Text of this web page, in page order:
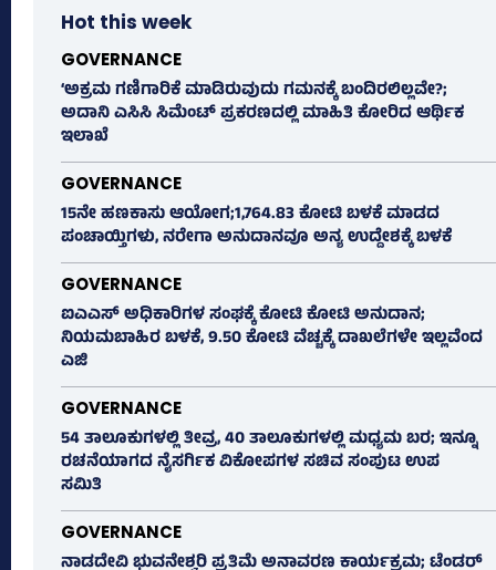
Hot this week
GOVERNANCE
‘ಅಕ್ರಮ ಗಣಿಗಾರಿಕೆ ಮಾಡಿರುವುದು ಗಮನಕ್ಕೆ ಬಂದಿರಲಿಲ್ಲವೇ?;
ಅದಾನಿ ಎಸಿಸಿ ಸಿಮೆಂಟ್ ಪ್ರಕರಣದಲ್ಲಿ ಮಾಹಿತಿ ಕೋರಿದ ಆರ್ಥಿಕ
ಇಲಾಖೆ
GOVERNANCE
15ನೇ ಹಣಕಾಸು ಆಯೋಗ;1,764.83 ಕೋಟಿ ಬಳಕೆ ಮಾಡದ
ಪಂಚಾಯ್ತಿಗಳು, ನರೇಗಾ ಅನುದಾನವೂ ಅನ್ಯ ಉದ್ದೇಶಕ್ಕೆ ಬಳಕೆ
GOVERNANCE
ಐಎಎಸ್‌ ಅಧಿಕಾರಿಗಳ ಸಂಘಕ್ಕೆ ಕೋಟಿ ಕೋಟಿ ಅನುದಾನ;
ನಿಯಮಬಾಹಿರ ಬಳಕೆ, 9.50 ಕೋಟಿ ವೆಚ್ಚಕ್ಕೆ ದಾಖಲೆಗಳೇ ಇಲ್ಲವೆಂದ
ಎಜಿ
GOVERNANCE
54 ತಾಲೂಕುಗಳಲ್ಲಿ ತೀವ್ರ, 40 ತಾಲೂಕುಗಳಲ್ಲಿ ಮಧ್ಯಮ ಬರ; ಇನ್ನೂ
ರಚನೆಯಾಗದ ನೈಸರ್ಗಿಕ ವಿಕೋಪಗಳ ಸಚಿವ ಸಂಪುಟ ಉಪ
ಸಮಿತಿ
GOVERNANCE
ನಾಡದೇವಿ ಭುವನೇಶ್ವರಿ ಪ್ರತಿಮೆ ಅನಾವರಣ ಕಾರ್ಯಕ್ರಮ; ಟೆಂಡರ್